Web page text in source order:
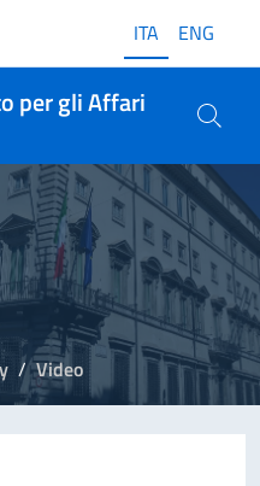
ITA ENG
per gli Affari
Video